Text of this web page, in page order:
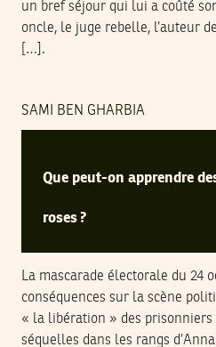
un bref séjour qui lui a coûté
oncle, le juge rebelle, l’auteur
[…].
SAMI BEN GHARBIA
Que peut-on apprendre
roses ?
La mascarade électorale du 24
conséquences sur la scène
« la libération » des
séquelles dans les rangs